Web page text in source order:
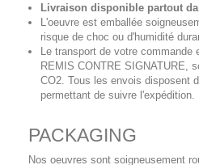
Livraison disponible partout
L'oeuvre est emballée
risque de choc ou d'humidité
Le transport de votre
REMIS CONTRE SIGNATURE,
CO2. Tous les envois disposent
permettant de suivre l'expédition.
PACKAGING
Nos oeuvres sont soigneusement